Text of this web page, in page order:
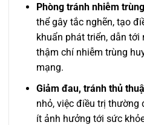
Phòng tránh nhiễm
thể gây tắc nghẽn, tạo
khuẩn phát triển, dẫn
thậm chí nhiễm trùng
mạng.
Giảm đau, tránh thủ
nhỏ, việc điều trị thường
ít ảnh hưởng tới sức